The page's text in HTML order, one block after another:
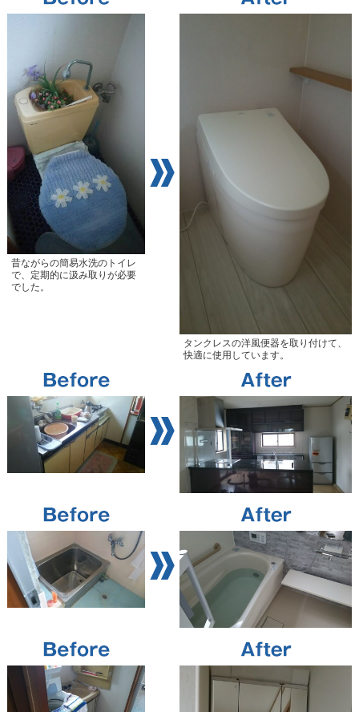
昔ながらの簡易水洗のトイレ
で、定期的に汲み取りが必要
でした。
タンクレスの洋風便器を取り付けて、
快適に使用しています。